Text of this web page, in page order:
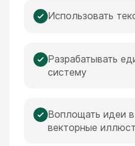
Использовать
Разрабатывать
систему
Воплощать идеи
векторные